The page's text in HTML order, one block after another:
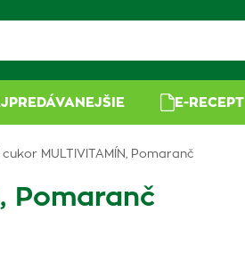
E-RECEPT
MULTIVITAMÍN, Pomaranč
Pomaranč